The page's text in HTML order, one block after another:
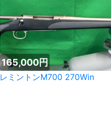
165,000円
レミントンM700 270Win